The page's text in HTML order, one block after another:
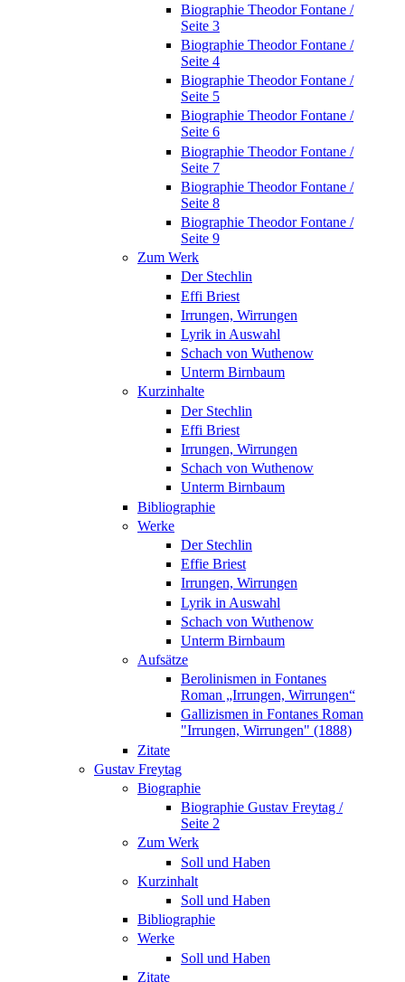
Biographie Theodor Fontane /
Seite 3
Biographie Theodor Fontane /
Seite 4
Biographie Theodor Fontane /
Seite 5
Biographie Theodor Fontane /
Seite 6
Biographie Theodor Fontane /
Seite 7
Biographie Theodor Fontane /
Seite 8
Biographie Theodor Fontane /
Seite 9
Zum Werk
Der Stechlin
Effi Briest
Irrungen, Wirrungen
Lyrik in Auswahl
Schach von Wuthenow
Unterm Birnbaum
Kurzinhalte
Der Stechlin
Effi Briest
Irrungen, Wirrungen
Schach von Wuthenow
Unterm Birnbaum
Bibliographie
Werke
Der Stechlin
Effie Briest
Irrungen, Wirrungen
Lyrik in Auswahl
Schach von Wuthenow
Unterm Birnbaum
Aufsätze
Berolinismen in Fontanes
Roman „Irrungen, Wirrungen“
Gallizismen in Fontanes Roman
"Irrungen, Wirrungen" (1888)
Zitate
Gustav Freytag
Biographie
Biographie Gustav Freytag /
Seite 2
Zum Werk
Soll und Haben
Kurzinhalt
Soll und Haben
Bibliographie
Werke
Soll und Haben
Zitate